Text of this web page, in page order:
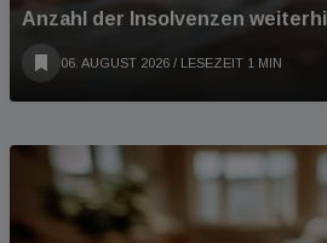
Anzahl der Insolvenzen
06. AUGUST 2026 / LESEZEIT 1 MIN